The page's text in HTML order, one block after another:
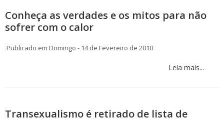
Conheça as verdades e os mitos para não
sofrer com o calor
Publicado em Domingo - 14 de Fevereiro de 2010
Leia mais...
Transexualismo é retirado de lista de